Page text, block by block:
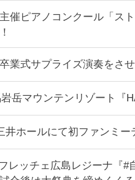
催ピアノコンクール「ス
業式サプライズ演奏をさ
岳マウンテンリゾート『
井ホールにて初ファンミー
レッチェ広島レジーナ『